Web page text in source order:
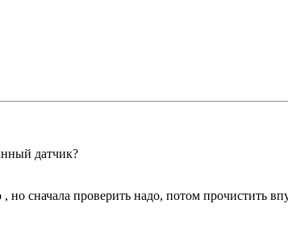
датчик?
но сначала проверить надо, потом прочистить